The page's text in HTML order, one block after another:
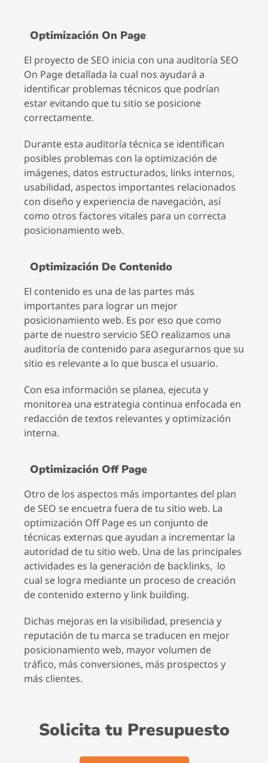
Optimización On Page
El proyecto de SEO inicia con una auditoría SEO
On Page detallada la cual nos ayudará a
identificar problemas técnicos que podrían
estar evitando que tu sitio se posicione
correctamente.
Durante esta auditoría técnica se identifican
posibles problemas con la optimización de
imágenes, datos estructurados, links internos,
usabilidad, aspectos importantes relacionados
con diseño y experiencia de navegación, así
como otros factores vitales para un correcta
posicionamiento web.
Optimización De Contenido
El contenido es una de las partes más
importantes para lograr un mejor
posicionamiento web. Es por eso que como
parte de nuestro servicio SEO realizamos una
auditoría de contenido para asegurarnos que su
sitio es relevante a lo que busca el usuario.
Con esa información se planea, ejecuta y
monitorea una estrategia continua enfocada en
redacción de textos relevantes y optimización
interna.
Optimización Off Page
Otro de los aspectos más importantes del plan
de SEO se encuetra fuera de tu sitio web. La
optimización Off Page es un conjunto de
técnicas externas que ayudan a incrementar la
autoridad de tu sitio web. Una de las principales
actividades es la generación de backlinks, lo
cual se logra mediante un proceso de creación
de contenido externo y link building.
Dichas mejoras en la visibilidad, presencia y
reputación de tu marca se traducen en mejor
posicionamiento web, mayor volumen de
tráfico, más conversiones, más prospectos y
más clientes.
Solicita tu Presupuesto